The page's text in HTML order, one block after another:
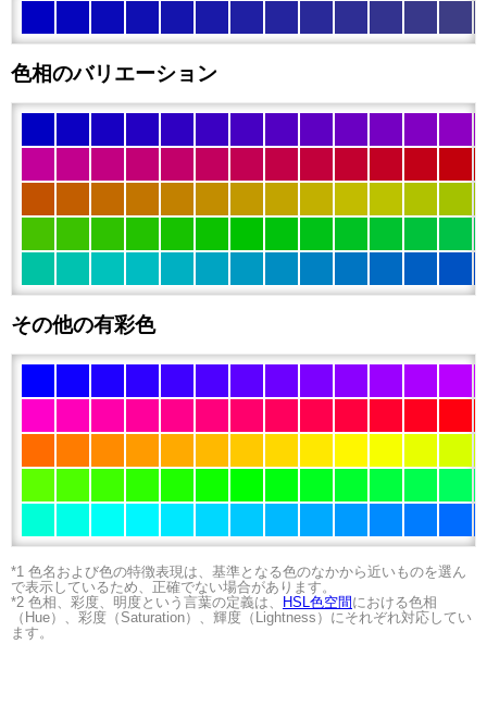
色相のバリエーション
その他の有彩色
*1 色名および色の特徴表現は、基準となる色のなかから近いものを選ん
で表示しているため、正確でない場合があります。
*2 色相、彩度、明度という言葉の定義は、
HSL色空間 における色相
（Hue）、彩度（Saturation）、輝度（Lightness）にそれぞれ対応してい
ます。